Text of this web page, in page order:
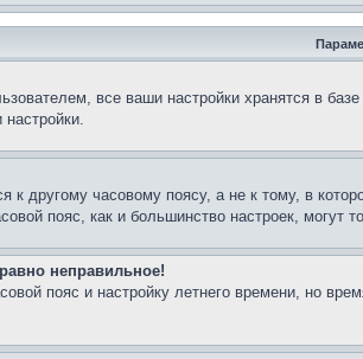
все ваши настройки хранятся в
к другому часовому поясу, а не к тому, в
пояс, как и большинство настроек,
неправильное!
пояс и настройку летнего времени, но